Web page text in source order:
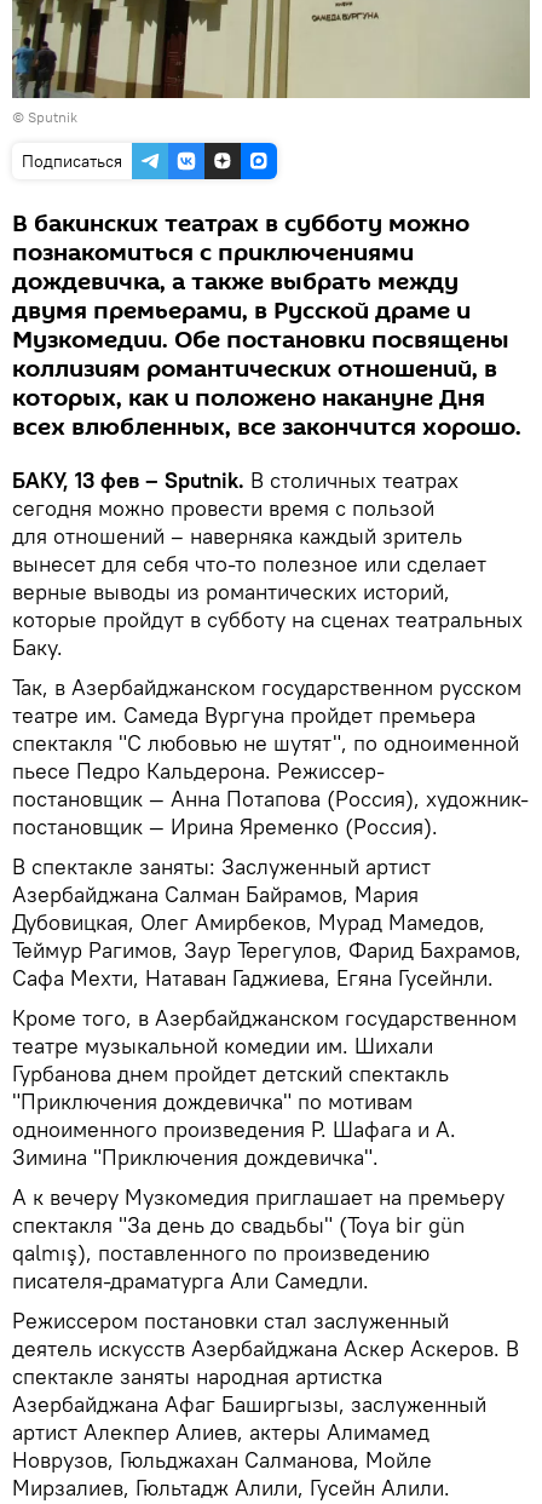
© Sputnik
Подписаться
В бакинских театрах в субботу можно
познакомиться с приключениями
дождевичка, а также выбрать между
двумя премьерами, в Русской драме и
Музкомедии. Обе постановки посвящены
коллизиям романтических отношений, в
которых, как и положено накануне Дня
всех влюбленных, все закончится хорошо.
БАКУ, 13 фев – Sputnik. В столичных театрах
сегодня можно провести время с пользой
для отношений – наверняка каждый зритель
вынесет для себя что-то полезное или сделает
верные выводы из романтических историй,
которые пройдут в субботу на сценах театральных
Баку.
Так, в Азербайджанском государственном русском
театре им. Самеда Вургуна пройдет премьера
спектакля "С любовью не шутят", по одноименной
пьесе Педро Кальдерона. Режиссер-
постановщик — Анна Потапова (Россия), художник-
постановщик — Ирина Яременко (Россия).
В спектакле заняты: Заслуженный артист
Азербайджана Салман Байрамов, Мария
Дубовицкая, Олег Амирбеков, Мурад Мамедов,
Теймур Рагимов, Заур Терегулов, Фарид Бахрамов,
Сафа Мехти, Натаван Гаджиева, Егяна Гусейнли.
Кроме того, в Азербайджанском государственном
театре музыкальной комедии им. Шихали
Гурбанова днем пройдет детский спектакль
"Приключения дождевичка" по мотивам
одноименного произведения Р. Шафага и А.
Зимина "Приключения дождевичка".
А к вечеру Музкомедия приглашает на премьеру
спектакля "За день до свадьбы" (Toya bir gün
qalmış), поставленного по произведению
писателя-драматурга Али Самедли.
Режиссером постановки стал заслуженный
деятель искусств Азербайджана Аскер Аскеров. В
спектакле заняты народная артистка
Азербайджана Афаг Баширгызы, заслуженный
артист Алекпер Алиев, актеры Алимамед
Новрузов, Гюльджахан Салманова, Мойле
Мирзалиев, Гюльтадж Алили, Гусейн Алили.